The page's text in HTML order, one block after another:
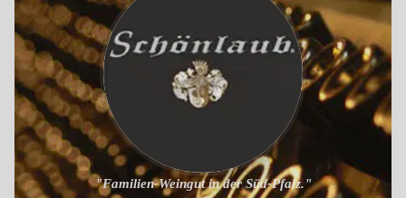
"Familien-Weingut in der Süd-Pfalz."